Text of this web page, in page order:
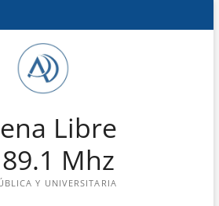
Libre
Mhz
Y UNIVERSITARIA